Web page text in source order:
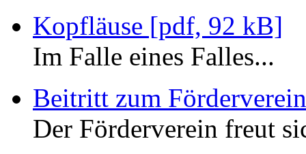
Kopfläuse [pdf, 92 kB]
Im Falle eines Falles...
Beitritt zum
Der Förderverein freut